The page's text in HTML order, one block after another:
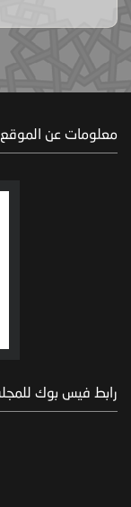
معلومات عن الموقع
رابط فيس بوك